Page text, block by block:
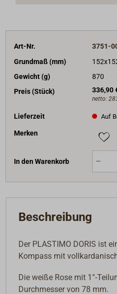
Art-Nr.
3751-
Grundmaß (mm)
Gewicht (g)
870
Preis (Stück)
336,90
netto:
Lieferzeit Auf
Merken
In den Warenkorb
Beschreibung
Der PLASTIMO DORIS ist
Kompass mit
Die weiße Rose mit 1°-
Durchmesser von 78 mm.